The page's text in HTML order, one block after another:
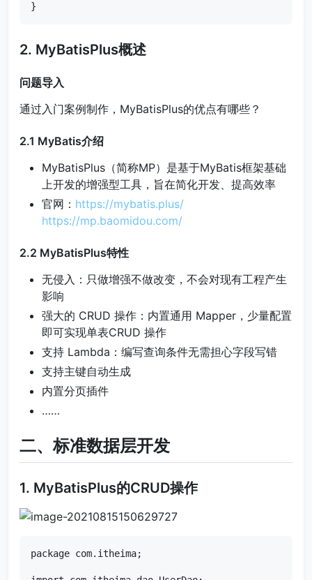
}
2. MyBatisPlus概述
问题导入
通过入门案例制作，MyBatisPlus的优点有哪些？
2.1 MyBatis介绍
MyBatisPlus（简称MP）是基于MyBatis框架基础
上开发的增强型工具，旨在简化开发、提高效率
官网： https://mybatis.plus/
https://mp.baomidou.com/
2.2 MyBatisPlus特性
无侵入：只做增强不做改变，不会对现有工程产生
影响
强大的 CRUD 操作：内置通用 Mapper，少量配置
即可实现单表CRUD 操作
支持 Lambda：编写查询条件无需担心字段写错
支持主键自动生成
内置分页插件
……
二、标准数据层开发
1. MyBatisPlus的CRUD操作
package com.itheima;